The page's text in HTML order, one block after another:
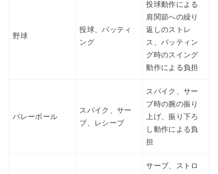
野球
投球、バッティ
ング
投球動作による
肩関節への繰り
返しのストレ
ス、バッティン
グ時のスイング
動作による負担
バレーボール
スパイク、サー
ブ、レシーブ
スパイク、サー
ブ時の腕の振り
上げ、振り下ろ
し動作による負
担
サーブ、ストロ